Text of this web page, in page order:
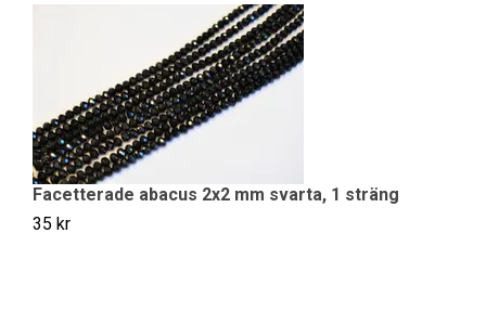
Facetterade abacus 2x2 mm svarta, 1 sträng
35 kr